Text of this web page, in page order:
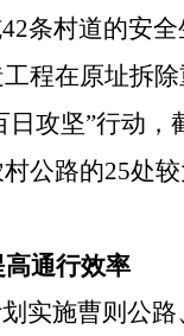
42条村道的安
程在原址拆
日攻坚”行动，
公路的25处
高通行效率
实施曹则公